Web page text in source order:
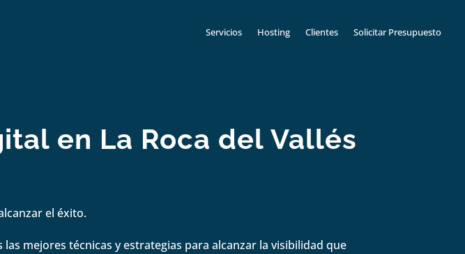
Servicios Hosting Clientes Solicitar Presupuesto
en La Roca del Vallés
el éxito.
mejores técnicas y estrategias para alcanzar la visibilidad que